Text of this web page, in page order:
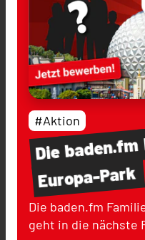
Diebaden.fm
Europa-Park
#Aktion
Die baden.fm
geht in die nächste